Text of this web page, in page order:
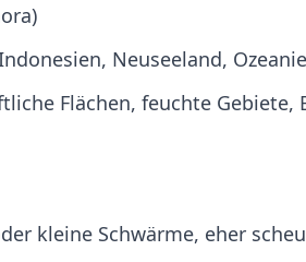
Neuseeland,
Flächen, feuchte Gebiete,
kleine Schwärme, eher